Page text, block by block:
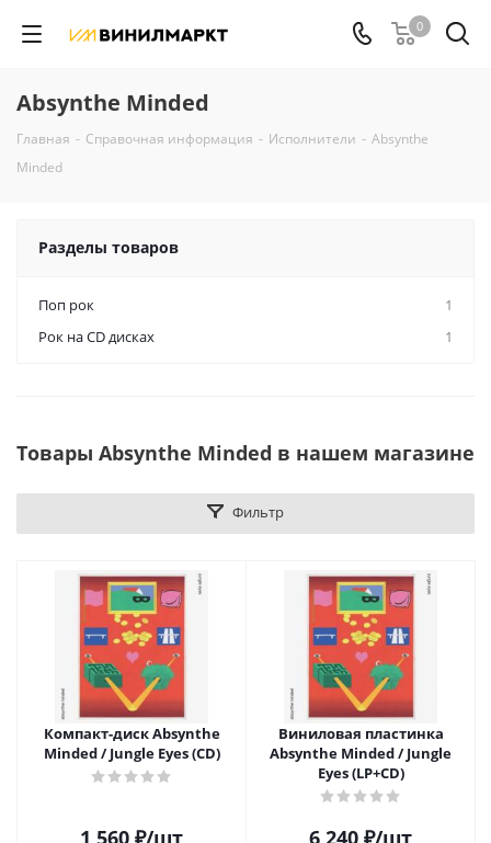
0
Absynthe Minded
Главная - Справочная информация - Исполнители - Absynthe
Minded
Разделы товаров
Поп рок
1
Рок на CD дисках
1
Товары Absynthe Minded в нашем магазине
Фильтр
Компакт-диск Absynthe
Minded / Jungle Eyes (CD)
1 560 ₽/шт
Виниловая пластинка
Absynthe Minded / Jungle
Eyes (LP+CD)
6 240 ₽/шт